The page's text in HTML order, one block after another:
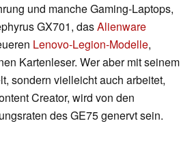
und manche Gaming-Laptops,
GX701, dasAlienware
Lenovo-Legion-Modelle,
Kartenleser. Wer aber mit seinem
sondern vielleicht auch arbeitet,
Creator, wird von den
des GE75 genervt sein.